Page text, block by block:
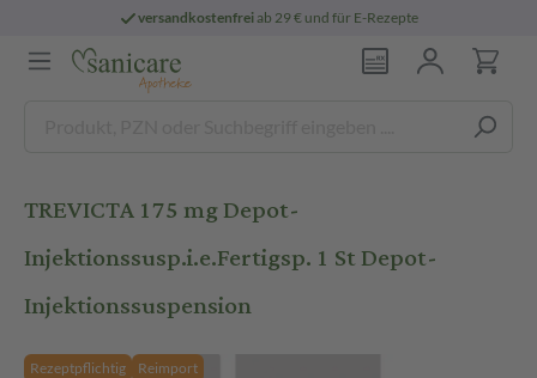
versandkostenfreiab 29 € und für E-Rezepte
TREVICTA 175 mg Depot-
Injektionssusp.i.e.Fertigsp. 1 St Depot-
Injektionssuspension
Rezeptpflichtig Reimport